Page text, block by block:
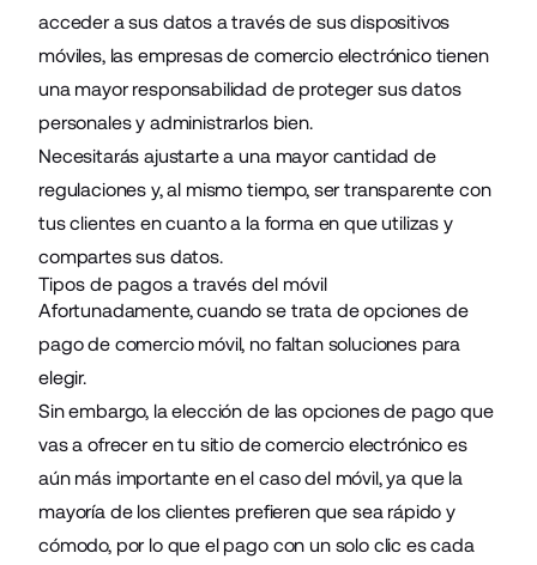
acceder a sus datos a través de sus dispositivos
móviles, las empresas de comercio electrónico tienen
una mayor responsabilidad de proteger sus datos
personales y administrarlos bien.
Necesitarás ajustarte a una mayor cantidad de
regulaciones y, al mismo tiempo, ser transparente con
tus clientes en cuanto a la forma en que utilizas y
compartes sus datos.
Tipos de pagos a través del móvil
Afortunadamente, cuando se trata de opciones de
pago de comercio móvil, no faltan soluciones para
elegir.
Sin embargo, la elección de las opciones de pago que
vas a ofrecer en tu sitio de comercio electrónico es
aún más importante en el caso del móvil, ya que la
mayoría de los clientes prefieren que sea rápido y
cómodo, por lo que el pago con un solo clic es cada